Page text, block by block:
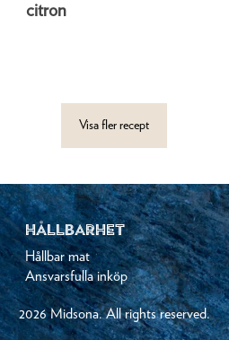
citron
Visa fler recept
HÅLLBARHET
Hållbar mat
Ansvarsfulla inköp
2026 Midsona. All rights reserved.